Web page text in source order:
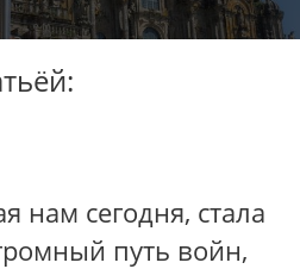
нам сегодня, стала
путь войн,